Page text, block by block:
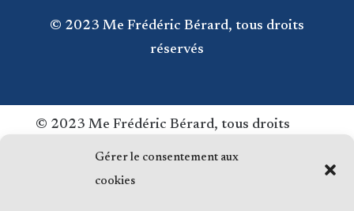
Gérer le consentement aux
cookies
© 2023 Me Frédéric Bérard, tous droits
réservés
© 2023 Me Frédéric Bérard, tous droits